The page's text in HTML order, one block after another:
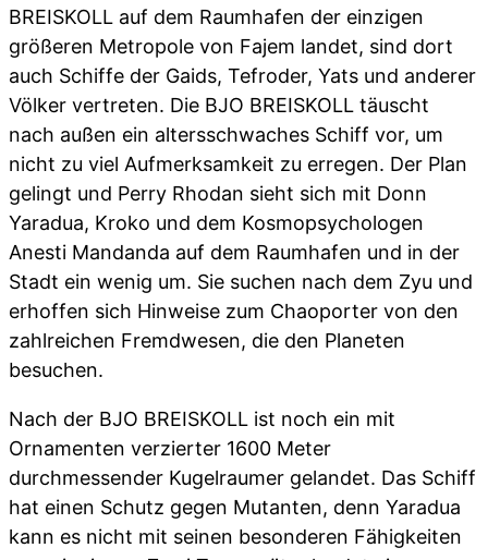
BREISKOLL auf dem Raumhafen der einzigen
größeren Metropole von Fajem landet, sind dort
auch Schiffe der Gaids, Tefroder, Yats und anderer
Völker vertreten. Die BJO BREISKOLL täuscht
nach außen ein altersschwaches Schiff vor, um
nicht zu viel Aufmerksamkeit zu erregen. Der Plan
gelingt und Perry Rhodan sieht sich mit Donn
Yaradua, Kroko und dem Kosmopsychologen
Anesti Mandanda auf dem Raumhafen und in der
Stadt ein wenig um. Sie suchen nach dem Zyu und
erhoffen sich Hinweise zum Chaoporter von den
zahlreichen Fremdwesen, die den Planeten
besuchen.
Nach der BJO BREISKOLL ist noch ein mit
Ornamenten verzierter 1600 Meter
durchmessender Kugelraumer gelandet. Das Schiff
hat einen Schutz gegen Mutanten, denn Yaradua
kann es nicht mit seinen besonderen Fähigkeiten